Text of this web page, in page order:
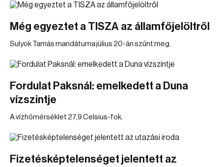
Még egyeztet a TISZA az államfőjelöltről
Sulyok Tamás mandátuma július 20-án szűnt meg.
Fordulat Paksnál: emelkedett a Duna
vízszintje
A vízhőmérséklet 27,9 Celsius-fok.
Fizetésképtelenséget jelentett az